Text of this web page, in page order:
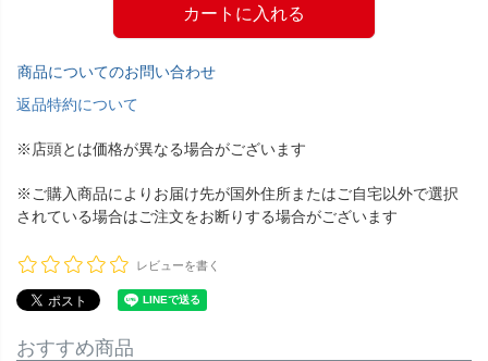
カートに入れる
商品についてのお問い合わせ
返品特約について
※店頭とは価格が異なる場合がございます
※ご購入商品によりお届け先が国外住所またはご自宅以外で選択
されている場合はご注文をお断りする場合がございます
レビューを書く
おすすめ商品